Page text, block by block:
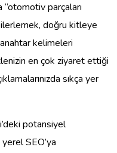
parçaları
doğru kitleye
kelimeleri
en çok ziyaret ettiği
sıkça yer
potansiyel
SEO’ya